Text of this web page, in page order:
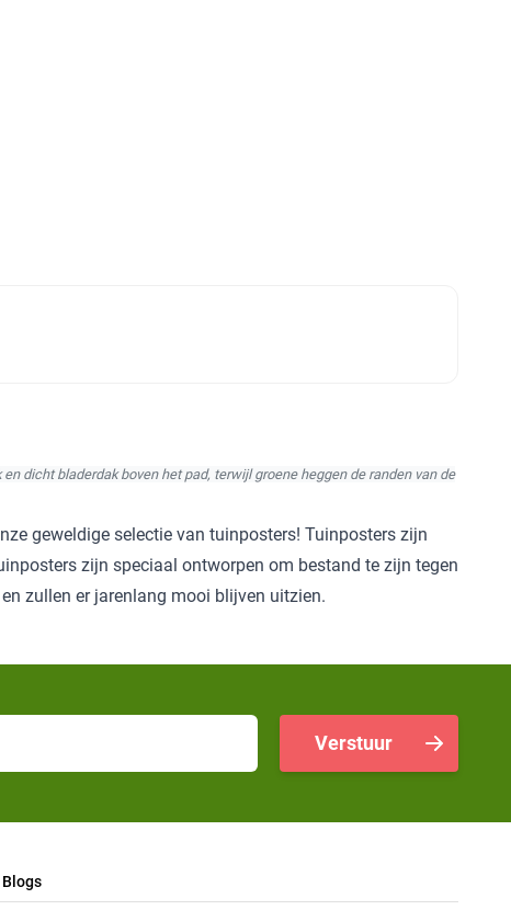
dicht bladerdak boven het pad, terwijl groene heggen de randen van de
geweldige selectie van tuinposters! Tuinposters zijn
zijn speciaal ontworpen om bestand te zijn tegen
zullen er jarenlang mooi blijven uitzien.
Verstuur
Blogs